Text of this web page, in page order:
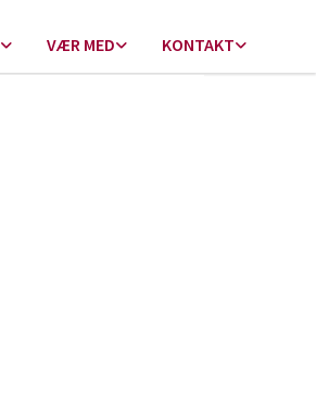
VÆR MED KONTAKT